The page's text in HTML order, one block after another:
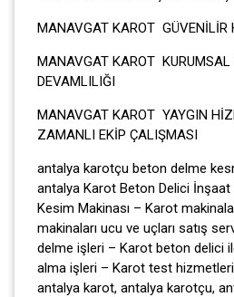
MANAVGAT KAROT GÜVENİLİR
MANAVGAT KAROT KURUMSAL
DEVAMLILIĞI
MANAVGAT KAROT YAYGIN
ZAMANLI EKİP ÇALIŞMASI
antalya karotçu beton delme
antalya Karot Beton Delici
Kesim Makinası – Karot
makinaları ucu ve uçları satış
delme işleri – Karot beton delici
alma işleri – Karot test
antalya karot, antalya karotçu,